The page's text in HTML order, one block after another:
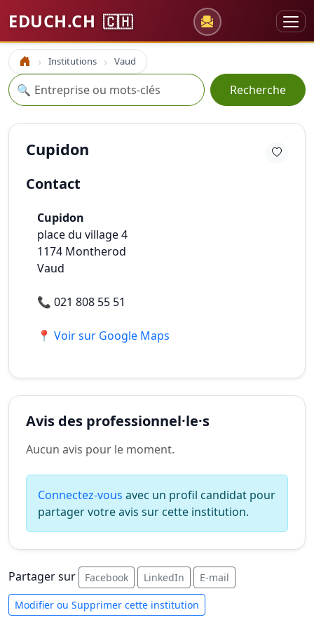
EDUCH.CH 🇨🇭
Accueil Institutions Vaud
Recherche
🔍 Recherche
Cupidon
Contact
Cupidon
place du village 4
1174 Montherod
Vaud
📞 021 808 55 51
📍 Voir sur Google Maps
Avis des professionnel·le·s
Aucun avis pour le moment.
Connectez-vous avec un profil candidat pour
partager votre avis sur cette institution.
Partager sur Facebook LinkedIn E-mail
Modifier ou Supprimer cette institution